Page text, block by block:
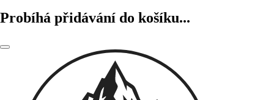
Probíhá přidávání do košíku...